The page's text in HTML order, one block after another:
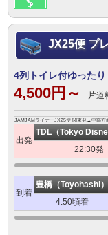
JX25便 プ
4列トイレ付ゆったり
4,500円～ 片道
JAMJAMライナーJX25便 関東発→中部方
出発
TDL（Tokyo
22:30発
到着
豊橋（Toyohashi）
4:50頃着